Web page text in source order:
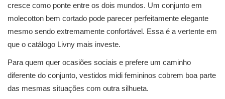
cresce como ponte entre os dois mundos. Um conjunto em
molecotton bem cortado pode parecer perfeitamente elegante
mesmo sendo extremamente confortável. Essa é a vertente em
que o catálogo Livny mais investe.
Para quem quer ocasiões sociais e prefere um caminho
diferente do conjunto, vestidos midi femininos cobrem boa parte
das mesmas situações com outra silhueta.